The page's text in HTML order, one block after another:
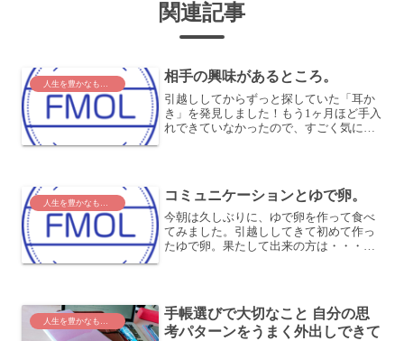
関連記事
人生を豊かなものに 相手の興味があるところ。
引越ししてからずっと探していた「耳か
き」を発見しました！もう1ヶ月ほど手入
れできていなかったので、すごく気にな
コミュニケーションとゆで卵。
今朝は久しぶりに、ゆで卵を作って食べ
てみました。引越ししてきて初めて作っ
たゆで卵。果たして出来の方は・・・コ
す。半熟だと、殻を剥こう...
人生を豊かなものに
手帳選びで大切なこと 自分の思
考パターンをうまく外出しできて